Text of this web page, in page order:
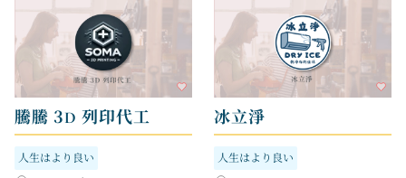
騰騰 3D 列印代工
人生はより良い
冰立淨
人生はより良い